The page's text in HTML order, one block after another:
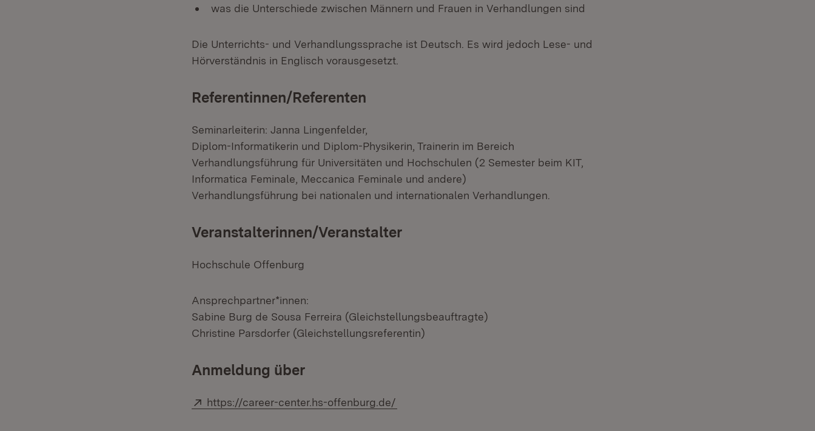
was die Unterschiede zwischen Männern und Frauen in Verhandlungen sind
Die Unterrichts- und Verhandlungssprache ist Deutsch. Es wird jedoch Lese- und
Hörverständnis in Englisch vorausgesetzt.
Referentinnen/Referenten
Seminarleiterin: Janna Lingenfelder,
Diplom-Informatikerin und Diplom-Physikerin, Trainerin im Bereich
Verhandlungsführung für Universitäten und Hochschulen (2 Semester beim KIT,
Informatica Feminale, Meccanica Feminale und andere)
Verhandlungsführung bei nationalen und internationalen Verhandlungen.
Veranstalterinnen/Veranstalter
Hochschule Offenburg
Ansprechpartner*innen:
Sabine Burg de Sousa Ferreira (Gleichstellungsbeauftragte)
Christine Parsdorfer (Gleichstellungsreferentin)
Anmeldung über
Extern:
https://career-center.hs-offenburg.de/